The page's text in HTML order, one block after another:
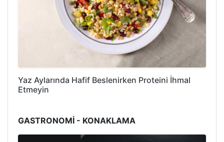
Yaz Aylarında Hafif Beslenirken Proteini İhmal
Etmeyin
GASTRONOMİ - KONAKLAMA